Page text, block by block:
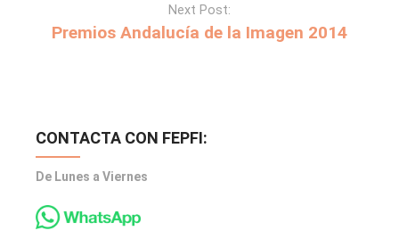
Next Post:
Premios Andalucía de la Imagen 2014
CONTACTA CON FEPFI:
De Lunes a Viernes